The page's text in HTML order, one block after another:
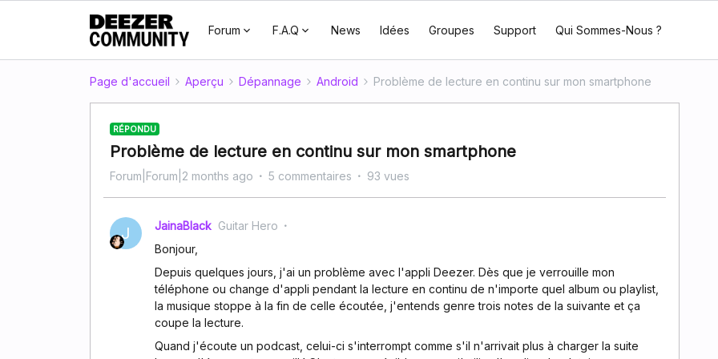
Forum F.A.Q News Idées Groupes Support Qui Sommes-Nous ?
Page d'accueil Aperçu Dépannage Android Problème de lecture en continu sur mon smartphone
RÉPONDU
Problème de lecture en continu sur mon smartphone
Forum|Forum|2 months ago 5 commentaires 93 vues
J JainaBlack Guitar Hero
Bonjour,
Depuis quelques jours, j'ai un problème avec l'appli Deezer. Dès que je verrouille mon
téléphone ou change d'appli pendant la lecture en continu de n'importe quel album ou playlist,
la musique stoppe à la fin de celle écoutée, j'entends genre trois notes de la suivante et ça
coupe la lecture.
Quand j'écoute un podcast, celui-ci s'interrompt comme s'il n'arrivait plus à charger la suite